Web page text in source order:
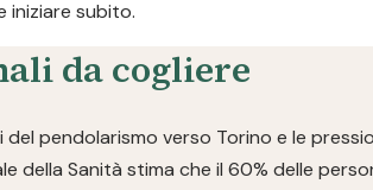
iniziare subito.
da cogliere
pendolarismo verso Torino e le
della Sanità stima che il 60% delle